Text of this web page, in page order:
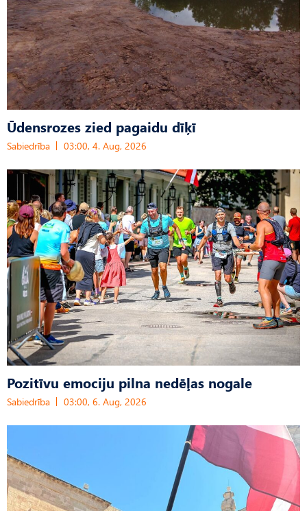
Ūdensrozes zied pagaidu dīķī
Sabiedrība 03:00, 4. Aug, 2026
Pozitīvu emociju pilna nedēļas nogale
Sabiedrība 03:00, 6. Aug, 2026